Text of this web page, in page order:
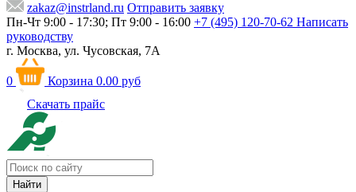
zakaz@instrland.ru Отправить заявку
Пн-Чт 9:00 - 17:30; Пт 9:00 - 16:00 +7 (495) 120-70-62 Написать
руководству
г. Москва, ул. Чусовская, 7А
0 Корзина 0.00 руб
Скачать прайс